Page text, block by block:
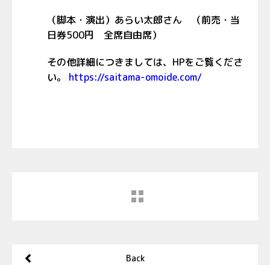
（脚本・演出）あらい太郎さん （前売・当
日券500円 全席自由席）
その他詳細につきましては、HPをご覧くださ
い。
https://saitama-omoide.com/
Back